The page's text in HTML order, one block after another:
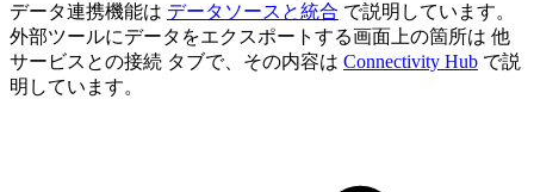
データ連携機能は データソースと統合 で説明しています。
外部ツールにデータをエクスポートする画面上の箇所は 他
サービスとの接続 タブで、その内容は Connectivity Hub で説
明しています。